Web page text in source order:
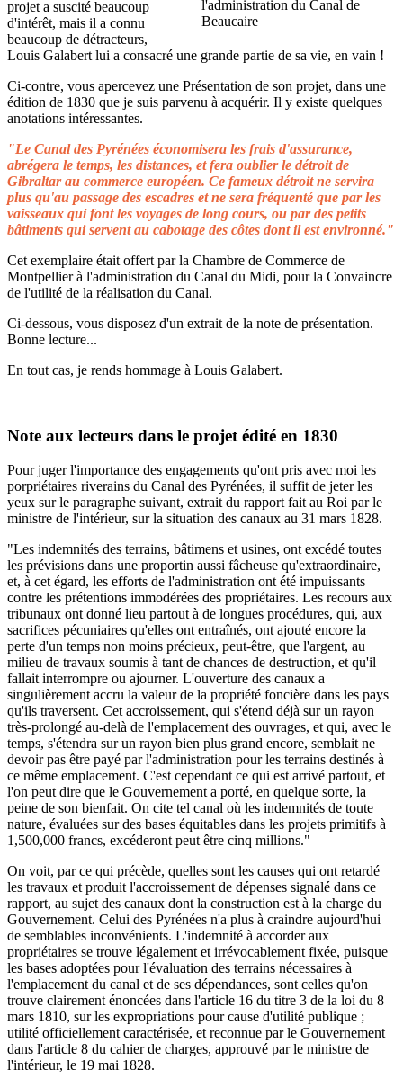
projet a suscité beaucoup
d'intérêt, mais il a connu
beaucoup de détracteurs,
Louis Galabert lui a consacré une grande partie de sa vie, en vain !
Ci-contre, vous apercevez une Présentation de son projet, dans une
édition de 1830 que je suis parvenu à acquérir. Il y existe quelques
anotations intéressantes.
"Le Canal des Pyrénées économisera les frais d'assurance,
abrégera le temps, les distances, et fera oublier le détroit de
Gibraltar au commerce européen. Ce fameux détroit ne servira
plus qu'au passage des escadres et ne sera fréquenté que par les
vaisseaux qui font les voyages de long cours, ou par des petits
bâtiments qui servent au cabotage des côtes dont il est environné."
Cet exemplaire était offert par la Chambre de Commerce de
Montpellier à l'administration du Canal du Midi, pour la Convaincre
de l'utilité de la réalisation du Canal.
Ci-dessous, vous disposez d'un extrait de la note de présentation.
Bonne lecture...
En tout cas, je rends hommage à Louis Galabert.
Note aux lecteurs dans le projet édité en 1830
Pour juger l'importance des engagements qu'ont pris avec moi les
porpriétaires riverains du Canal des Pyrénées, il suffit de jeter les
yeux sur le paragraphe suivant, extrait du rapport fait au Roi par le
ministre de l'intérieur, sur la situation des canaux au 31 mars 1828.
"Les indemnités des terrains, bâtimens et usines, ont excédé toutes
les prévisions dans une proportin aussi fâcheuse qu'extraordinaire,
et, à cet égard, les efforts de l'administration ont été impuissants
contre les prétentions immodérées des propriétaires. Les recours aux
tribunaux ont donné lieu partout à de longues procédures, qui, aux
sacrifices pécuniaires qu'elles ont entraînés, ont ajouté encore la
perte d'un temps non moins précieux, peut-être, que l'argent, au
milieu de travaux soumis à tant de chances de destruction, et qu'il
fallait interrompre ou ajourner. L'ouverture des canaux a
singulièrement accru la valeur de la propriété foncière dans les pays
qu'ils traversent. Cet accroissement, qui s'étend déjà sur un rayon
très-prolongé au-delà de l'emplacement des ouvrages, et qui, avec le
temps, s'étendra sur un rayon bien plus grand encore, semblait ne
devoir pas être payé par l'administration pour les terrains destinés à
ce même emplacement. C'est cependant ce qui est arrivé partout, et
l'on peut dire que le Gouvernement a porté, en quelque sorte, la
peine de son bienfait. On cite tel canal où les indemnités de toute
nature, évaluées sur des bases équitables dans les projets primitifs à
1,500,000 francs, excéderont peut être cinq millions."
On voit, par ce qui précède, quelles sont les causes qui ont retardé
les travaux et produit l'accroissement de dépenses signalé dans ce
rapport, au sujet des canaux dont la construction est à la charge du
Gouvernement. Celui des Pyrénées n'a plus à craindre aujourd'hui
de semblables inconvénients. L'indemnité à accorder aux
propriétaires se trouve légalement et irrévocablement fixée, puisque
les bases adoptées pour l'évaluation des terrains nécessaires à
l'emplacement du canal et de ses dépendances, sont celles qu'on
trouve clairement énoncées dans l'article 16 du titre 3 de la loi du 8
mars 1810, sur les expropriations pour cause d'utilité publique ;
utilité officiellement caractérisée, et reconnue par le Gouvernement
dans l'article 8 du cahier de charges, approuvé par le ministre de
l'intérieur, le 19 mai 1828.